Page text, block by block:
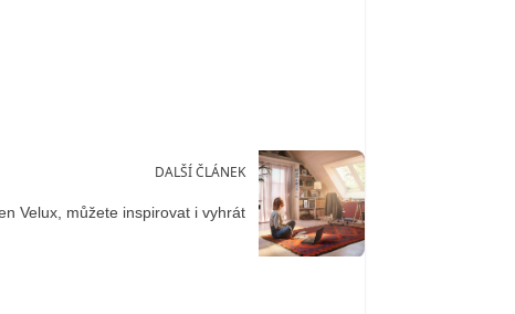
DALŠÍ ČLÁNEK
Velux, můžete inspirovat i vyhrát